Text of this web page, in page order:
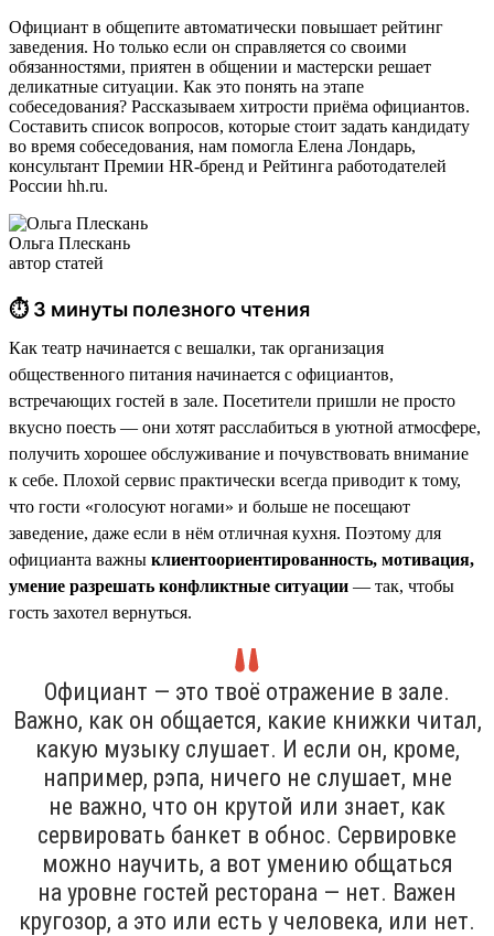
Официант в общепите автоматически повышает рейтинг
заведения. Но только если он справляется со своими
обязанностями, приятен в общении и мастерски решает
деликатные ситуации. Как это понять на этапе
собеседования? Рассказываем хитрости приёма официантов.
Составить список вопросов, которые стоит задать кандидату
во время собеседования, нам помогла Елена Лондарь,
консультант Премии HR-бренд и Рейтинга работодателей
России hh.ru.
Ольга Плескань
автор статей
⏱ 3 минуты полезного чтения
Как театр начинается с вешалки, так организация
общественного питания начинается с официантов,
встречающих гостей в зале. Посетители пришли не просто
вкусно поесть — они хотят расслабиться в уютной атмосфере,
получить хорошее обслуживание и почувствовать внимание
к себе. Плохой сервис практически всегда приводит к тому,
что гости «голосуют ногами» и больше не посещают
заведение, даже если в нём отличная кухня. Поэтому для
официанта важны клиентоориентированность, мотивация,
умение разрешать конфликтные ситуации — так, чтобы
гость захотел вернуться.
Официант — это твоё отражение в зале.
Важно, как он общается, какие книжки читал,
какую музыку слушает. И если он, кроме,
например, рэпа, ничего не слушает, мне
не важно, что он крутой или знает, как
сервировать банкет в обнос. Сервировке
можно научить, а вот умению общаться
на уровне гостей ресторана — нет. Важен
кругозор, а это или есть у человека, или нет.